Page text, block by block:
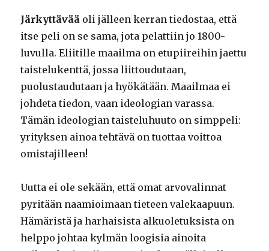
Järkyttävää oli jälleen kerran tiedostaa, että
itse peli on se sama, jota pelattiin jo 1800-
luvulla. Eliitille maailma on etupiireihin jaettu
taistelukenttä, jossa liittoudutaan,
puolustaudutaan ja hyökätään. Maailmaa ei
johdeta tiedon, vaan ideologian varassa.
Tämän ideologian taisteluhuuto on simppeli:
yrityksen ainoa tehtävä on tuottaa voittoa
omistajilleen!
Uutta ei ole sekään, että omat arvovalinnat
pyritään naamioimaan tieteen valekaapuun.
Hämäristä ja harhaisista alkuoletuksista on
helppo johtaa kylmän loogisia ainoita